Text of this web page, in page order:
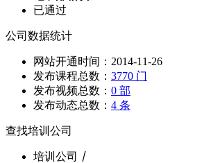
已通过
公司数据统计
网站开通时间：2014-11-26
发布课程总数： 3770 门
发布视频总数： 0 部
发布动态总数： 4 条
查找培训公司
培训公司
丨